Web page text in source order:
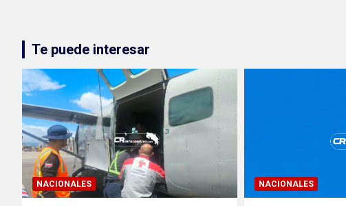
Te puede interesar
NACIONALES NACIONALES